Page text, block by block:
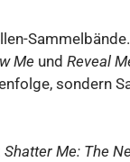
Sammelbände.
Me und Reveal
sondern
Shatter Me: The